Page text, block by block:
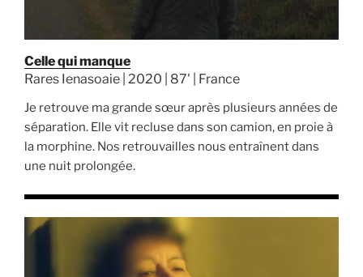
Celle qui manque
Rares Ienasoaie | 2020 | 87' | France
Je retrouve ma grande sœur après plusieurs années de
séparation. Elle vit recluse dans son camion, en proie à
la morphine. Nos retrouvailles nous entraînent dans
une nuit prolongée.